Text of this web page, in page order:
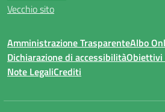
Vecchio sito
Amministrazione TrasparenteAlbo
Dichiarazione di accessibilitàObiettivi
Note LegaliCrediti